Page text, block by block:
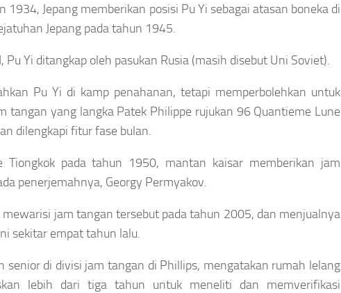
1934, Jepang memberikan posisi Pu Yi sebagai atasan boneka di
Jepang pada tahun 1945.
Pu Yi ditangkap oleh pasukan Rusia (masih disebut Uni Soviet).
Pu Yi di kamp penahanan, tetapi memperbolehkan untuk
tangan yang langka Patek Philippe rujukan 96 Quantieme Lune
dilengkapi fitur fase bulan.
Tiongkok pada tahun 1950, mantan kaisar memberikan jam
penerjemahnya, Georgy Permyakov.
mewarisi jam tangan tersebut pada tahun 2005, dan menjualnya
sekitar empat tahun lalu.
senior di divisi jam tangan di Phillips, mengatakan rumah lelang
lebih dari tiga tahun untuk meneliti dan memverifikasi